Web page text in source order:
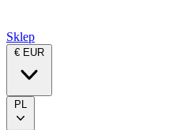
Sklep
€ EUR
PL